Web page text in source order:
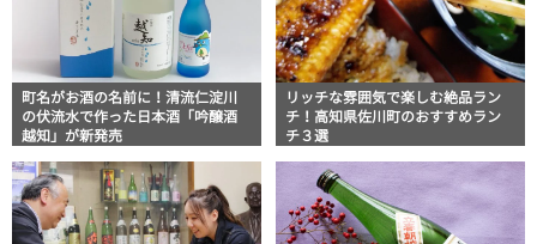
町名がお酒の名前に！清流仁淀川
の伏流水で作った日本酒「吟醸酒
越知」が新発売
リッチな雰囲気で楽しむ絶品ラン
チ！高知県佐川町のおすすめラン
チ３選